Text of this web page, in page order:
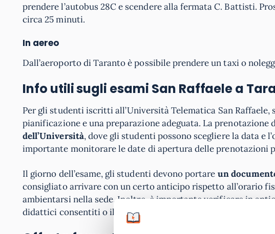
prendere l’autobus 28C e scendere alla fermata C. Battisti.
circa 25 minuti.
In aereo
Dall’aeroporto di Taranto è possibile prendere un taxi o
Info utili sugli esami San Raffaele a
Per gli studenti iscritti all’Università Telematica San
pianificazione e una preparazione adeguata. La prenotazione
dell’Università, dove gli studenti possono scegliere la data e
importante monitorare le date di apertura delle prenotazioni
Il giorno dell’esame, gli studenti devono portare un
consigliato arrivare con un certo anticipo rispetto all’orario
ambientarsi nella sede. Inoltre, è importante verificare in
didattici consentiti o il tipo di dispositivo elettronico ammesso,